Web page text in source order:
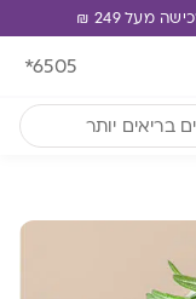
*6505